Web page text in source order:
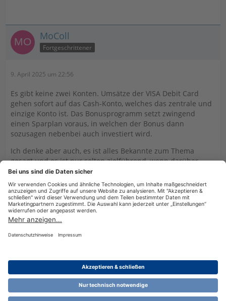
MoColl
Fortgeschrittener
9. April 2025 um 22:56
Es gibt keine zwei Konten. Umsätze der VISA Debit Card
gehen sofort auf das Cash-Konto, welches das zentrale und
einzige Konto ist. Das Bonusprogramm setzt zwingend
einen Sparplan voraus, in welchen der Bonus dann
sozusagen nebenbei auch investiert wird.
Ich denke aber auch, es ist alles Bekannte zum Thema
gesagt und es ist nur selten zielführend, wenn darüber
hinaus von Forenten ohne Bezug zum Thema (kein Konto
bei TR) versucht wird, die Diskussion in die Länge zu ziehen.
2 Mal editiert, zuletzt vonMoColl(10. April 2025 um 09:49)
Nutzungsbestimmungen Cookie-Einstellungen